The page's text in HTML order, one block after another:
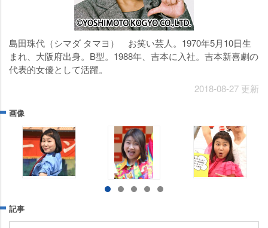
島田珠代（シマダ タマヨ） お笑い芸人。1970年5月10日生
まれ、大阪府出身。B型。1988年、吉本に入社。吉本新喜劇の
代表的女優として活躍。
2018-08-27 更新
画像
記事